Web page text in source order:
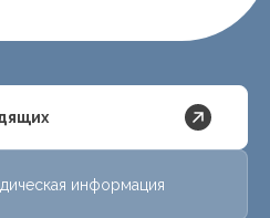
информация